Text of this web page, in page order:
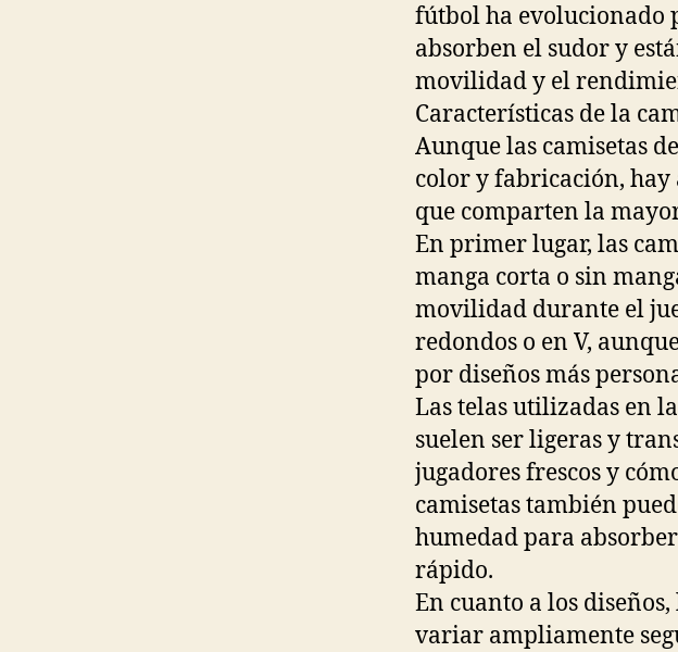
fútbol ha evolucionado
absorben el sudor y
movilidad y el
Características de la
Aunque las camisetas
color y fabricación, hay
que comparten la
En primer lugar, las
manga corta o sin
movilidad durante el
redondos o en V,
por diseños más
Las telas utilizadas en
suelen ser ligeras y
jugadores frescos y
camisetas también
humedad para
rápido.
En cuanto a los
variar ampliamente